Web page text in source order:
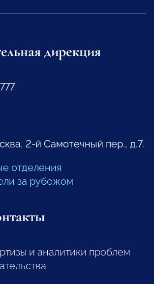
дирекция
2-й Самотечный пер., д.7.
отделения
за рубежом
и аналитики проблем